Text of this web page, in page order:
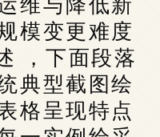
模变更难度
，下面段落
典型截图绘
格呈现特点